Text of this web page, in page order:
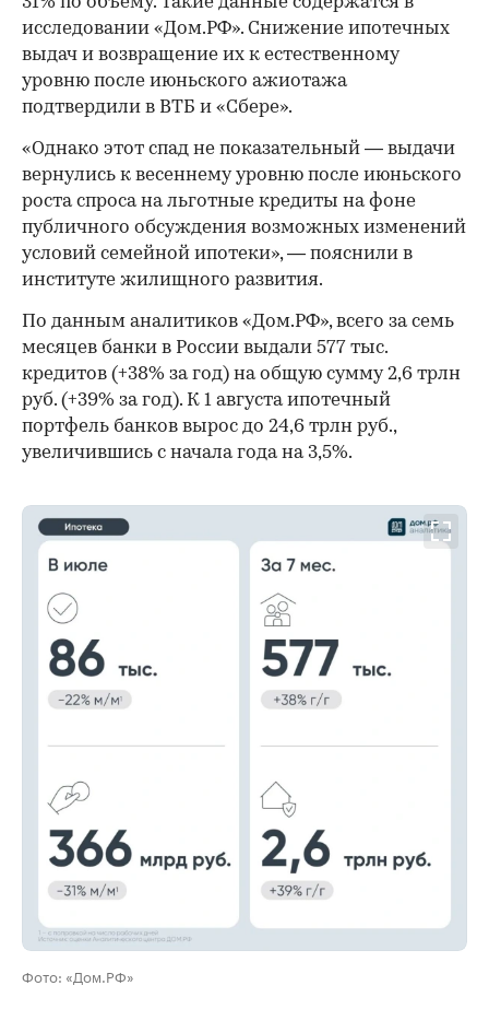
исследовании «Дом.РФ». Снижение ипотечных
выдач и возвращение их к естественному
уровню после июньского ажиотажа
подтвердили в ВТБ и «Сбере».
«Однако этот спад не показательный — выдачи
вернулись к весеннему уровню после июньского
роста спроса на льготные кредиты на фоне
публичного обсуждения возможных изменений
условий семейной ипотеки», — пояснили в
институте жилищного развития.
По данным аналитиков «Дом.РФ», всего за семь
месяцев банки в России выдали 577 тыс.
кредитов (+38% за год) на общую сумму 2,6 трлн
руб. (+39% за год). К 1 августа ипотечный
портфель банков вырос до 24,6 трлн руб.,
увеличившись с начала года на 3,5%.
Фото: «Дом.РФ»